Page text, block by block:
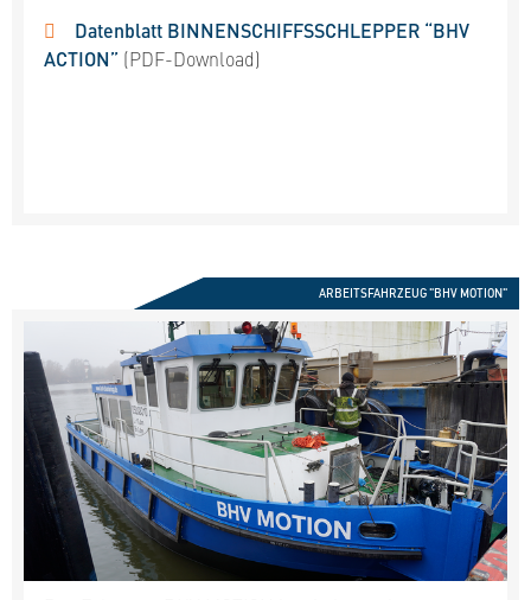
Datenblatt BINNENSCHIFFSSCHLEPPER “BHV
ACTION” (PDF-Download)
ARBEITSFAHRZEUG "BHV MOTION"